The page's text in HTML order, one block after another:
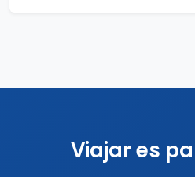
Viajar es